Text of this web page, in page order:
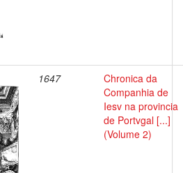
1647
Chronica da
Companhia de
Iesv na provincia
de Portvgal [...]
(Volume 2)